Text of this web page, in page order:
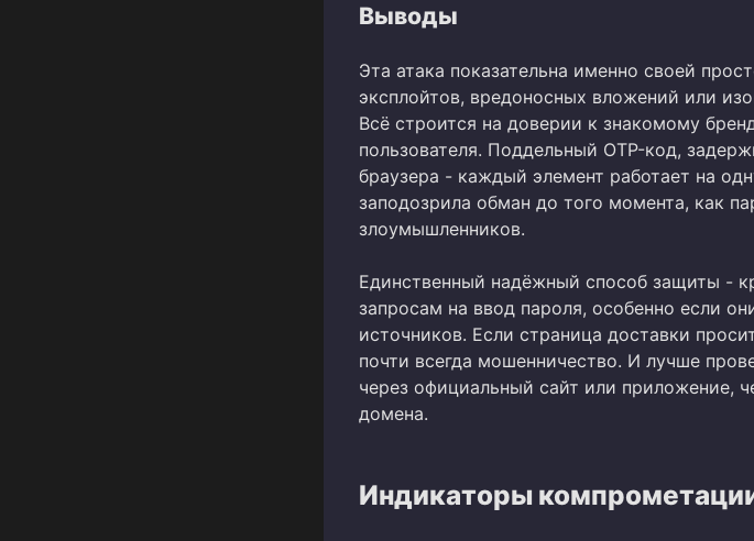
Выводы
Эта атака показательна именно своей
эксплойтов, вредоносных вложений или
Всё строится на доверии к знакомому
пользователя. Поддельный OTP-код,
браузера - каждый элемент работает на
заподозрила обман до того момента, как
злоумышленников.
Единственный надёжный способ защиты -
запросам на ввод пароля, особенно если
источников. Если страница доставки
почти всегда мошенничество. И лучше
через официальный сайт или приложение,
домена.
Индикаторы